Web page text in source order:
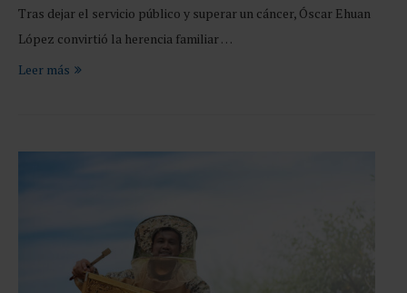
Tras dejar el servicio público y superar un cáncer, Óscar Ehuan
López convirtió la herencia familiar …
Leer más